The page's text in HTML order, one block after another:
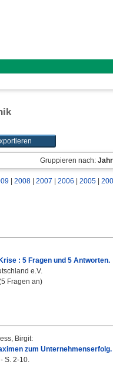
Gruppieren nach: Jahr
2008 2007 2006 2005
: 5 Fragen und 5 Antworten.
e.V.
Fragen an)
Birgit:
zum Unternehmenserfolg.
S. 2-10.